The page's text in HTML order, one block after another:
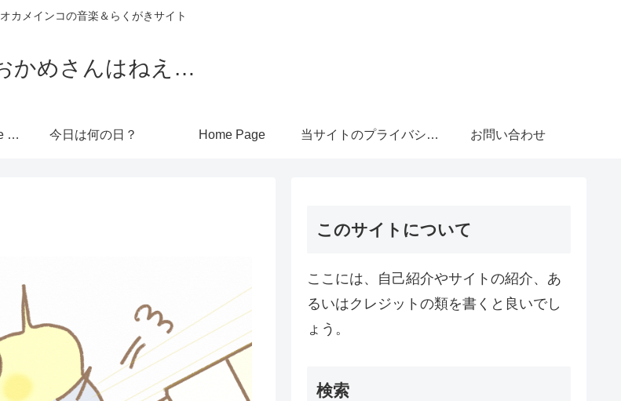
オカメインコの音楽＆らくがきサイト
かめさんはねえ…
I’ve started a scribble site! 今日は何の日？ Home Page 当サイトのプライバシーポリシーについて お問い合わせ
このサイトについて
ここには、自己紹介やサイトの紹介、あ
るいはクレジットの類を書くと良いでし
ょう。
検索